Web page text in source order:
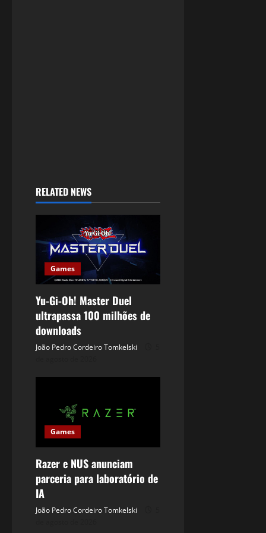
RELATED NEWS
Games
Yu-Gi-Oh! Master Duel
ultrapassa 100 milhões de
downloads
João Pedro Cordeiro Tomkelski
Games
Razer e NUS anunciam
parceria para laboratório de
IA
João Pedro Cordeiro Tomkelski